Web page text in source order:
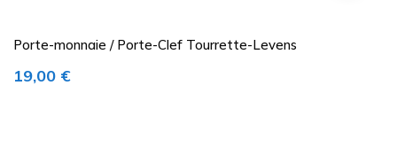
Porte-monnaie / Porte-Clef Tourrette-Levens
Prix
19,00 €